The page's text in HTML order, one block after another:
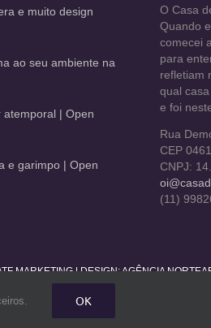
e muito design
ao seu ambiente na
| Open
e garimpo | Open
O Casa
Quando
comecei
para
refletiam
qual
e foi
Rua
CEP
CNPJ:
(11)
MARKETING| DESIGN: AGÊNCIA
YouTube OK